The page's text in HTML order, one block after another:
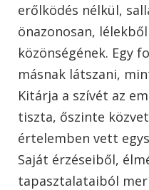
erőlködés nélkül,
önazonosan,
közönségének. Egy
másnak látszani,
Kitárja a szívét az
tiszta, őszinte
értelemben vett
Saját érzéseiből,
tapasztalataiból